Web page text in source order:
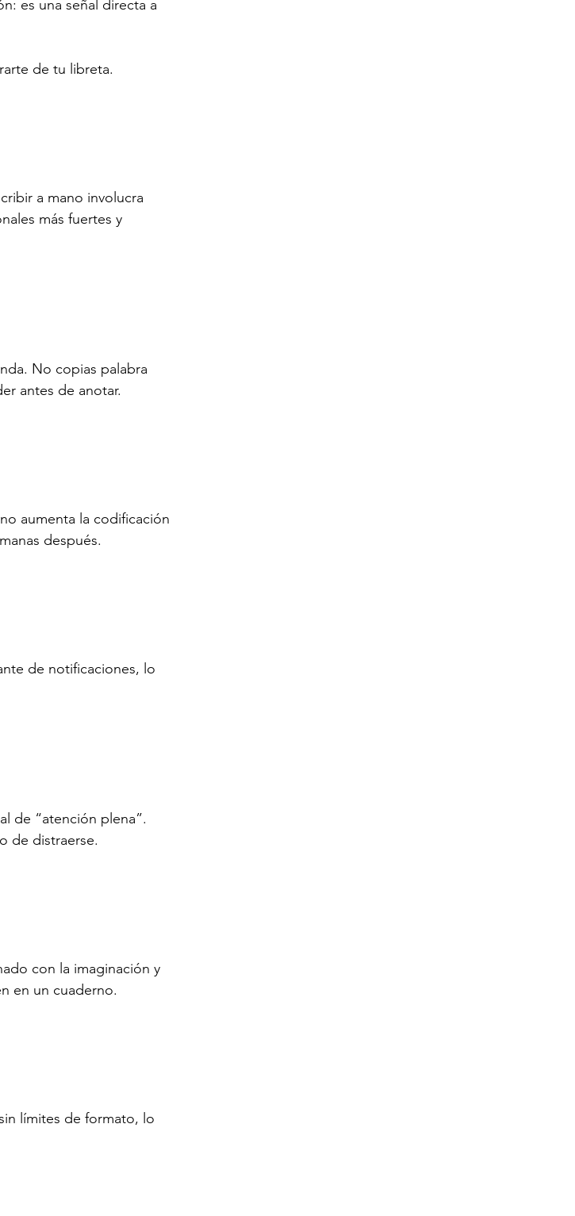
es una señal directa a
de tu libreta.
a mano involucra
más fuertes y
No copias palabra
antes de anotar.
aumenta la codificación
después.
de notificaciones, lo
de “atención plena”.
de distraerse.
con la imaginación y
en un cuaderno.
límites de formato, lo